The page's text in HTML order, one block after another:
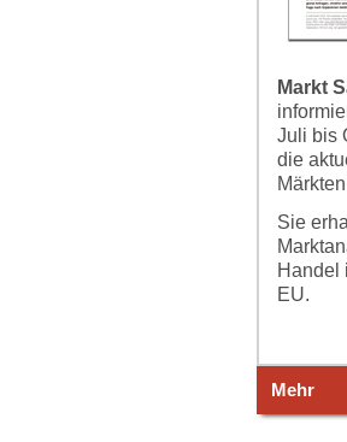
Markt
Juli bis
die
Sie
Handel
EU.
Mehr